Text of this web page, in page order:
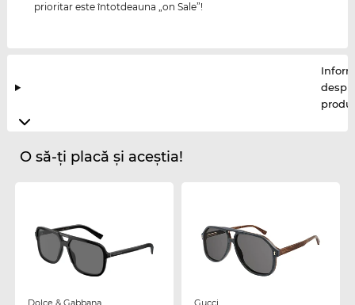
prioritar este întotdeauna „on Sale”!
O să-ți placă și aceștia!